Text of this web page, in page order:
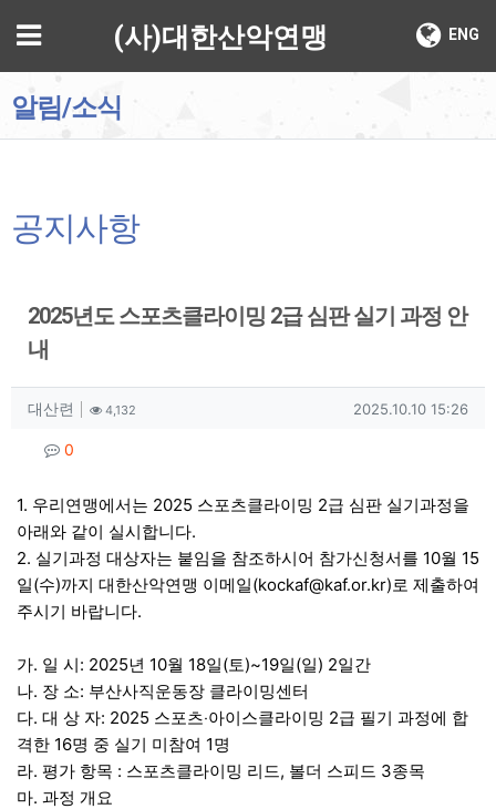
메뉴 ENG
(사)대한산악연맹
알림/소식
공지사항
2025년도 스포츠클라이밍 2급 심판 실기 과정 안
내
작성자 정보
대산련 작성4,132조회 작성일
2025.10.10 15:26
컨텐츠 정보
0
본문
1. 우리연맹에서는 2025 스포츠클라이밍 2급 심판 실기과정을
아래와 같이 실시합니다.
2. 실기과정 대상자는 붙임을 참조하시어 참가신청서를 10월 15
일(수)까지 대한산악연맹 이메일(kockaf@kaf.or.kr)로 제출하여
주시기 바랍니다.
가. 일 시: 2025년 10월 18일(토)~19일(일) 2일간
나. 장 소: 부산사직운동장 클라이밍센터
다. 대 상 자: 2025 스포츠‧아이스클라이밍 2급 필기 과정에 합
격한 16명 중 실기 미참여 1명
라. 평가 항목 : 스포츠클라이밍 리드, 볼더 스피드 3종목
마. 과정 개요